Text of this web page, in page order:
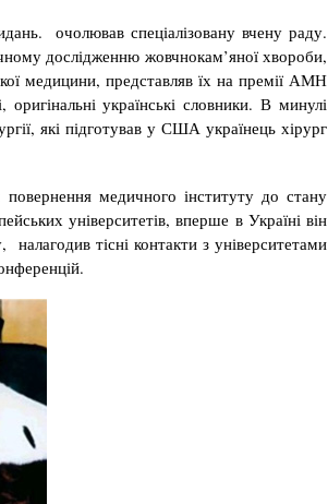
очолював спеціалізовану вчену раду.
дослідженню жовчнокам’яної хвороби,
медицини, представляв їх на премії АМН
українські словники. В минулі
які підготував у США українець хірург
медичного інституту до стану
університетів, вперше в Україні він
налагодив тісні контакти з університетами